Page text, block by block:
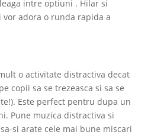
intre optiuni . Hilar si
vor adora o runda rapida a
o activitate distractiva decat
copii sa se trezeasca si sa se
Este perfect pentru dupa un
Pune muzica distractiva si
si arate cele mai bune miscari